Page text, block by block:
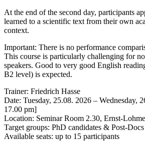
At the end of the second day, participants
learned to a scientific text from their own
context.
Important: There is no performance
This course is particularly challenging for
speakers. Good to very good English
B2 level) is expected.
Trainer: Friedrich Hasse
Date: Tuesday, 25.08. 2026 – Wednesday,
17.00 pm]
Location: Seminar Room 2.30, Ernst-
Target groups: PhD candidates & Post-Docs
Available seats: up to 15 participants